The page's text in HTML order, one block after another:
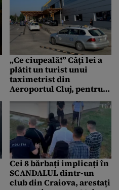
„Ce ciupeală!” Câți lei a
plătit un turist unui
taximetrist din
Aeroportul Cluj, pentru..
Cei 8 bărbați implicați în
SCANDALUL dintr-un
club din Craiova, arestați